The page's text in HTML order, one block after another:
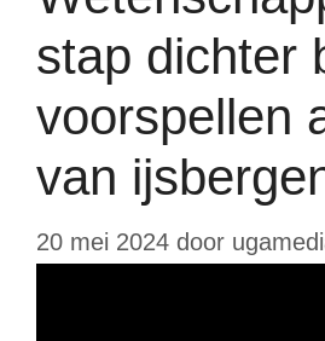
stap dichter
voorspellen
van
20 mei 2024 door